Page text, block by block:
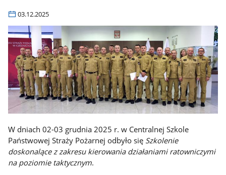
03.12.2025
W dniach 02-03 grudnia 2025 r. w Centralnej Szkole
Państwowej Straży Pożarnej odbyło się Szkolenie
doskonalące z zakresu kierowania działaniami ratowniczymi
na poziomie taktycznym.